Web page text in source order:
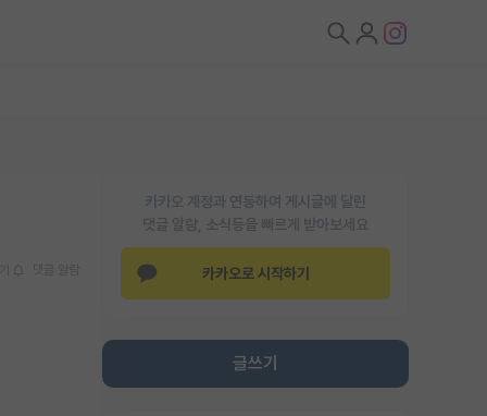
카카오 계정과 연동하여 게시글에 달린
댓글 알람, 소식등을 빠르게 받아보세요
카카오로 시작하기
글쓰기